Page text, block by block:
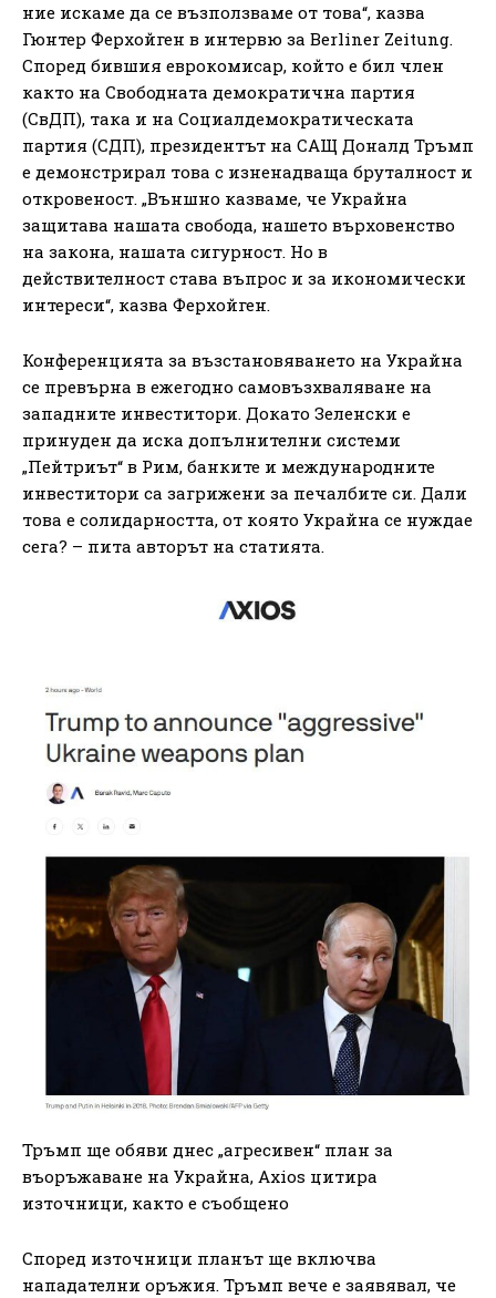
ние искаме да се възползваме от това“, казва
Гюнтер Ферхойген в интервю за Berliner Zeitung.
Според бившия еврокомисар, който е бил член
както на Свободната демократична партия
(СвДП), така и на Социалдемократическата
партия (СДП), президентът на САЩ Доналд Тръмп
е демонстрирал това с изненадваща бруталност и
откровеност. „Външно казваме, че Украйна
защитава нашата свобода, нашето върховенство
на закона, нашата сигурност. Но в
действителност става въпрос и за икономически
интереси“, казва Ферхойген.
Конференцията за възстановяването на Украйна
се превърна в ежегодно самовъзхваляване на
западните инвеститори. Докато Зеленски е
принуден да иска допълнителни системи
„Пейтриът“ в Рим, банките и международните
инвеститори са загрижени за печалбите си. Дали
това е солидарността, от която Украйна се нуждае
сега? – пита авторът на статията.
Тръмп ще обяви днес „агресивен“ план за
въоръжаване на Украйна, Axios цитира
източници, както е съобщено
Според източници планът ще включва
нападателни оръжия. Тръмп вече е заявявал, че